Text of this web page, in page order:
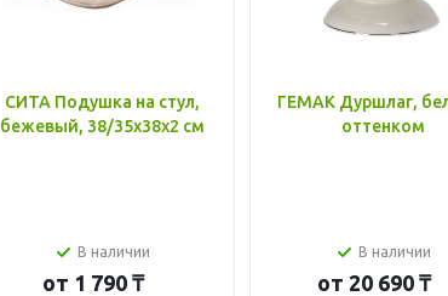
СИТА Подушка на стул,
бежевый, 38/35x38x2 см
В наличии
от 1 790 ₸
ГЕМАК Дуршлаг,
оттенком
В наличии
от 20 690 ₸